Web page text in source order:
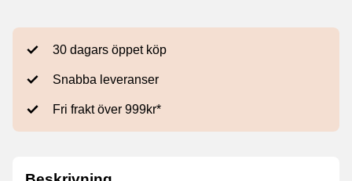
30 dagars öppet köp
Snabba leveranser
Fri frakt över 999kr*